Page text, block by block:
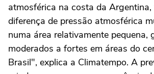
atmosférica na costa da
diferença de pressão atmosférica
numa área relativamente pequena,
moderados a fortes em áreas do
Brasil", explica a Climatempo. A